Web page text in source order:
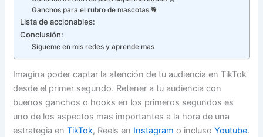
Ganchos para el rubro de mascotas 🐕
Lista de accionables:
Conclusión:
Sigueme en mis redes y aprende mas
Imagina poder captar la atención de tu audiencia en TikTok
desde el primer segundo. Retener a tu audiencia con
buenos ganchos o hooks en los primeros segundos es
uno de los aspectos mas importantes a la hora de una
estrategia enTikTok, Reels en Instagram o inclusoYoutube.